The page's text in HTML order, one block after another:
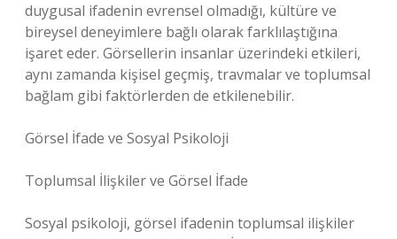
duygusal ifadenin evrensel olmadığı, kültüre ve
bireysel deneyimlere bağlı olarak farklılaştığına
işaret eder. Görsellerin insanlar üzerindeki etkileri,
aynı zamanda kişisel geçmiş, travmalar ve toplumsal
bağlam gibi faktörlerden de etkilenebilir.
Görsel İfade ve Sosyal Psikoloji
Toplumsal İlişkiler ve Görsel İfade
Sosyal psikoloji, görsel ifadenin toplumsal ilişkiler